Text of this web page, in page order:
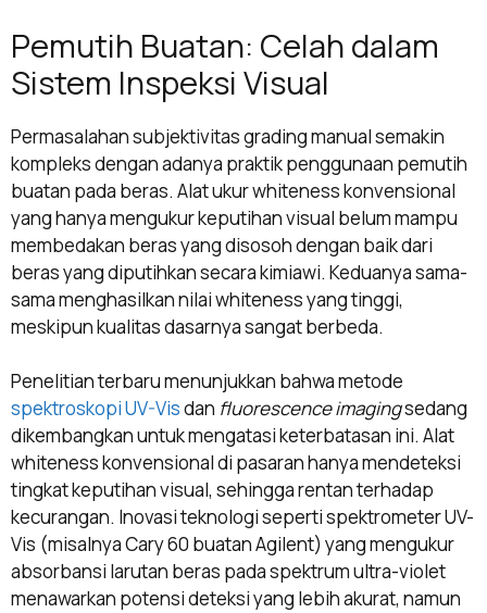
Pemutih Buatan: Celah dalam
Sistem Inspeksi Visual
Permasalahan subjektivitas grading manual semakin
kompleks dengan adanya praktik penggunaan pemutih
buatan pada beras. Alat ukur whiteness konvensional
yang hanya mengukur keputihan visual belum mampu
membedakan beras yang disosoh dengan baik dari
beras yang diputihkan secara kimiawi. Keduanya sama-
sama menghasilkan nilai whiteness yang tinggi,
meskipun kualitas dasarnya sangat berbeda.
Penelitian terbaru menunjukkan bahwa metode
spektroskopi UV-Visdan fluorescence imagingsedang
dikembangkan untuk mengatasi keterbatasan ini. Alat
whiteness konvensional di pasaran hanya mendeteksi
tingkat keputihan visual, sehingga rentan terhadap
kecurangan. Inovasi teknologi seperti spektrometer UV-
Vis (misalnya Cary 60 buatan Agilent) yang mengukur
absorbansi larutan beras pada spektrum ultra-violet
menawarkan potensi deteksi yang lebih akurat, namun